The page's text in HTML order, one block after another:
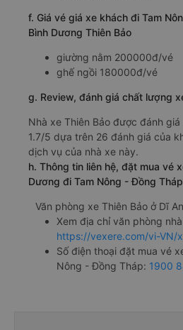
f. Giá vé giá xe khách đi Tam
Bình Dương Thiên Bảo
giường nằm 200000đ/vé
ghế ngồi 180000đ/vé
g. Review, đánh giá chất lượng
Nhà xe Thiên Bảo được đánh
1.7/5 dựa trên 26 đánh giá của
dịch vụ của nhà xe này.
h. Thông tin liên hệ, đặt mua vé
Dương đi Tam Nông - Đồng
Văn phòng xe Thiên Bảo ở Dĩ
Xem địa chỉ văn phòng
https://vexere.com/vi-VN/
Số điện thoại đặt mua vé
Nông - Đồng Tháp: 1900